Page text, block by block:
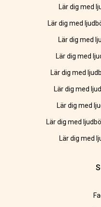
Lär dig med
Lär dig med
Lär dig med
Lär dig med
Lär dig med
Lär dig med
Lär dig med
Lär dig med
Lär dig med